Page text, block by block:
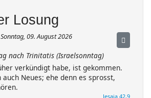
Losung
Sonntag, 09. August 2026
nach Trinitatis (Israelsonntag)
verkündigt habe, ist gekommen.
auch Neues; ehe denn es sprosst,
Jesaja 42,9